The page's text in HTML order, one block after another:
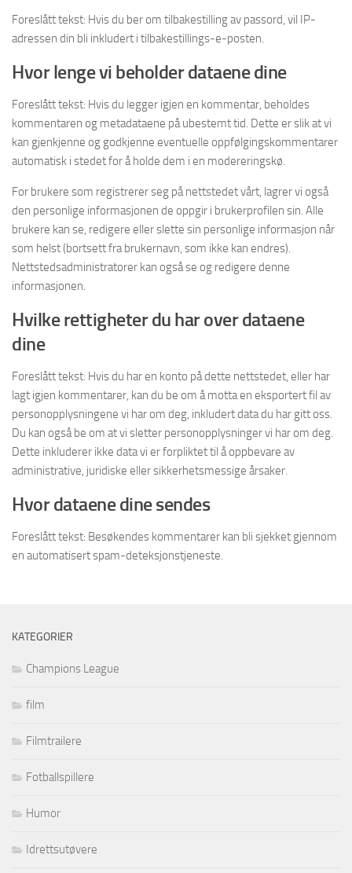
Foreslått tekst: Hvis du ber om tilbakestilling av passord, vil IP-
adressen din bli inkludert i tilbakestillings-e-posten.
Hvor lenge vi beholder dataene dine
Foreslått tekst: Hvis du legger igjen en kommentar, beholdes
kommentaren og metadataene på ubestemt tid. Dette er slik at vi
kan gjenkjenne og godkjenne eventuelle oppfølgingskommentarer
automatisk i stedet for å holde dem i en modereringskø.
For brukere som registrerer seg på nettstedet vårt, lagrer vi også
den personlige informasjonen de oppgir i brukerprofilen sin. Alle
brukere kan se, redigere eller slette sin personlige informasjon når
som helst (bortsett fra brukernavn, som ikke kan endres).
Nettstedsadministratorer kan også se og redigere denne
informasjonen.
Hvilke rettigheter du har over dataene
dine
Foreslått tekst: Hvis du har en konto på dette nettstedet, eller har
lagt igjen kommentarer, kan du be om å motta en eksportert fil av
personopplysningene vi har om deg, inkludert data du har gitt oss.
Du kan også be om at vi sletter personopplysninger vi har om deg.
Dette inkluderer ikke data vi er forpliktet til å oppbevare av
administrative, juridiske eller sikkerhetsmessige årsaker.
Hvor dataene dine sendes
Foreslått tekst: Besøkendes kommentarer kan bli sjekket gjennom
en automatisert spam-deteksjonstjeneste.
KATEGORIER
Champions League
film
Filmtrailere
Fotballspillere
Humor
Idrettsutøvere